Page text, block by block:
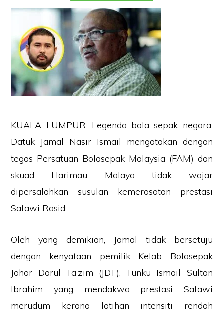
KUALA LUMPUR: Legenda bola sepak negara,
Datuk Jamal Nasir Ismail mengatakan dengan
tegas Persatuan Bolasepak Malaysia (FAM) dan
skuad Harimau Malaya tidak wajar
dipersalahkan susulan kemerosotan prestasi
Safawi Rasid.
Oleh yang demikian, Jamal tidak bersetuju
dengan kenyataan pemilik Kelab Bolasepak
Johor Darul Ta’zim (JDT), Tunku Ismail Sultan
Ibrahim yang mendakwa prestasi Safawi
merudum kerana latihan intensiti rendah